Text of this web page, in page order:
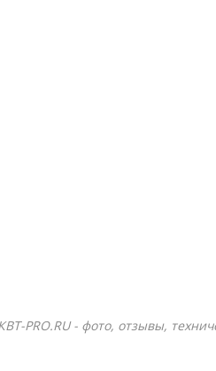
PRO.RU - фото, отзывы,